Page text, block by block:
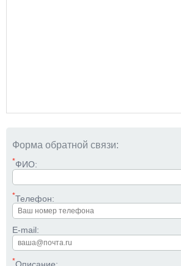
Форма обратной связи:
*ФИО:
*Телефон:
E-mail:
*